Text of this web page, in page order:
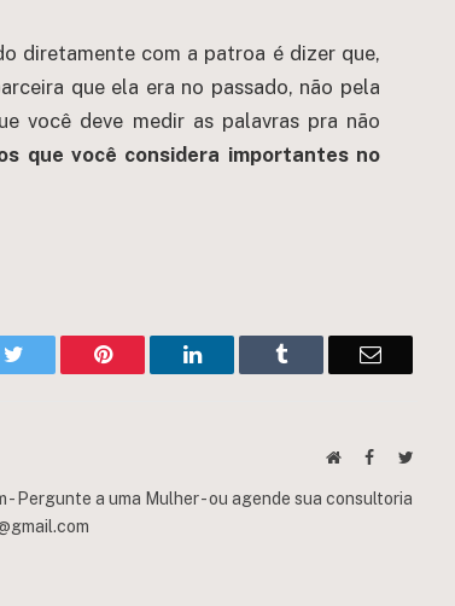
diretamente com a patroa é dizer que,
que ela era no passado, não pela
você deve medir as palavras pra não
que você considera importantes no
Twitter Pinterest LinkedIn Tumblr Email
WebsiteFacebookTwitter
Pergunte a uma Mulher - ou agende sua consultoria